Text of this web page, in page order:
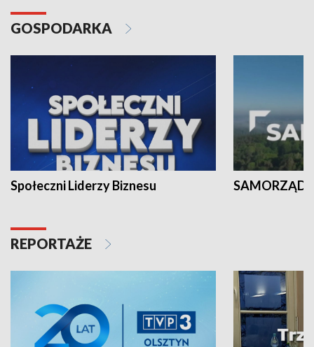
GOSPODARKA
Społeczni Liderzy Biznesu SAMORZĄD
REPORTAŻE